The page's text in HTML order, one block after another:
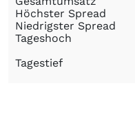
Höchster Spread
Niedrigster Spread
Tageshoch
Tagestief